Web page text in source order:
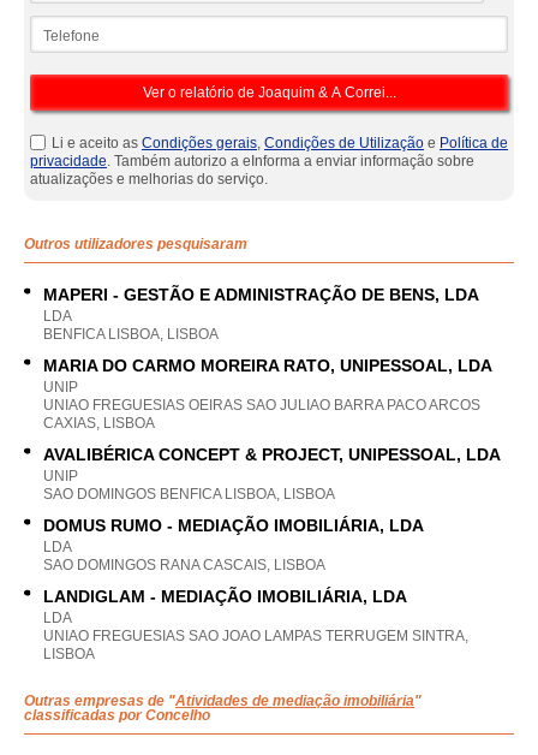
Li e aceito as Condições gerais, Condições de Utilização e Política de
privacidade. Também autorizo a eInforma a enviar informação sobre
atualizações e melhorias do serviço.
Outros utilizadores pesquisaram
MAPERI - GESTÃO E ADMINISTRAÇÃO DE BENS, LDA
LDA
BENFICA LISBOA, LISBOA
MARIA DO CARMO MOREIRA RATO, UNIPESSOAL, LDA
UNIP
UNIAO FREGUESIAS OEIRAS SAO JULIAO BARRA PACO ARCOS
CAXIAS, LISBOA
AVALIBÉRICA CONCEPT & PROJECT, UNIPESSOAL, LDA
UNIP
SAO DOMINGOS BENFICA LISBOA, LISBOA
DOMUS RUMO - MEDIAÇÃO IMOBILIÁRIA, LDA
LDA
SAO DOMINGOS RANA CASCAIS, LISBOA
LANDIGLAM - MEDIAÇÃO IMOBILIÁRIA, LDA
LDA
UNIAO FREGUESIAS SAO JOAO LAMPAS TERRUGEM SINTRA,
LISBOA
Outras empresas de "Atividades de mediação imobiliária"
classificadas por Concelho